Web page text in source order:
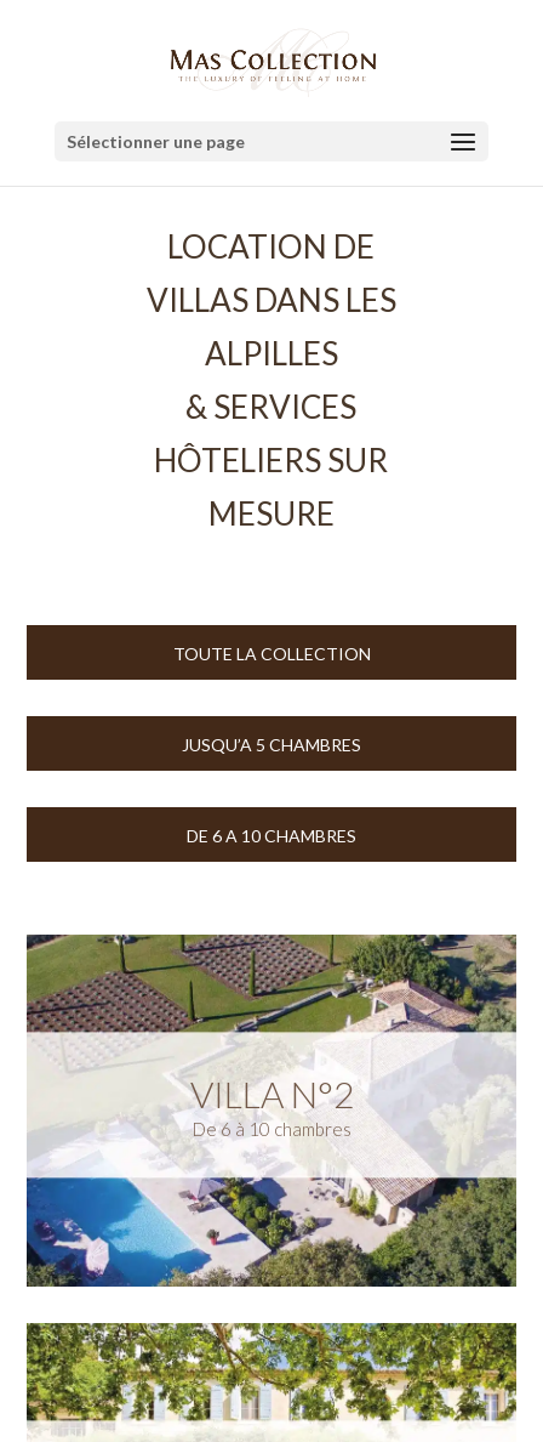
Sélectionner une page
LOCATION DE
VILLAS DANS LES
ALPILLES
& SERVICES
HÔTELIERS SUR
MESURE
TOUTE LA COLLECTION
JUSQU’A 5 CHAMBRES
DE 6 A 10 CHAMBRES
VILLA N°2
De 6 à 10 chambres